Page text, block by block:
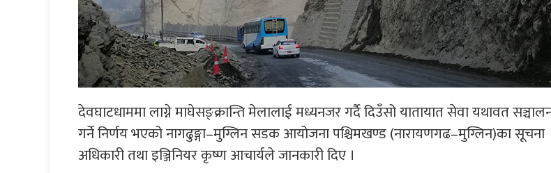
देवघाटधाममा लाग्ने माघेसङ्क्रान्ति मेलालाई मध्यनजर गर्दै दिउँसो यातायात सेवा यथावत
गर्ने निर्णय भएको नागढुङ्गा–मुग्लिन सडक आयोजना पश्चिमखण्ड (नारायणगढ–मुग्लिन)का सूचना
अधिकारी तथा इञ्जिनियर कृष्ण आचार्यले जानकारी दिए ।